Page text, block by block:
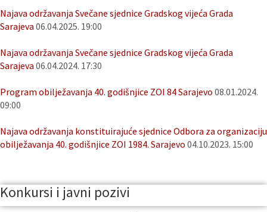
Najava održavanja Svečane sjednice Gradskog vijeća Grada
Sarajeva 06.04.2025. 19:00
Najava održavanja Svečane sjednice Gradskog vijeća Grada
Sarajeva 06.04.2024. 17:30
Program obilježavanja 40. godišnjice ZOI 84 Sarajevo 08.01.2024.
09:00
Najava održavanja konstituirajuće sjednice Odbora za organizaciju
obilježavanja 40. godišnjice ZOI 1984. Sarajevo 04.10.2023. 15:00
Konkursi i javni pozivi